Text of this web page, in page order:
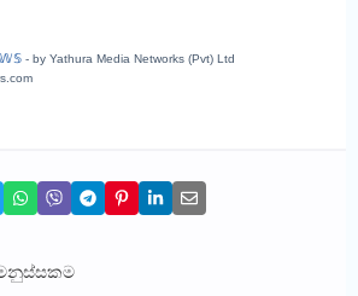
- by Yathura Media Networks (Pvt) Ltd